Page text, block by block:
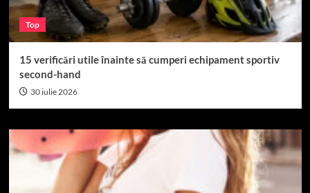
Top
15 verificări utile înainte să cumperi echipament sportiv
second-hand
30 iulie 2026